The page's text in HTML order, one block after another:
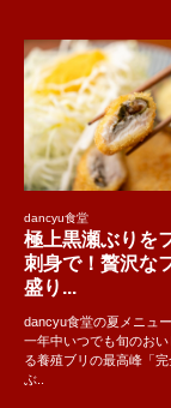
dancyu食堂
極上黒瀬ぶりを
刺身で！贅沢な
盛り...
dancyu食堂の夏メニュー
一年中いつでも旬のおい
る養殖ブリの最高峰「
ぶ..